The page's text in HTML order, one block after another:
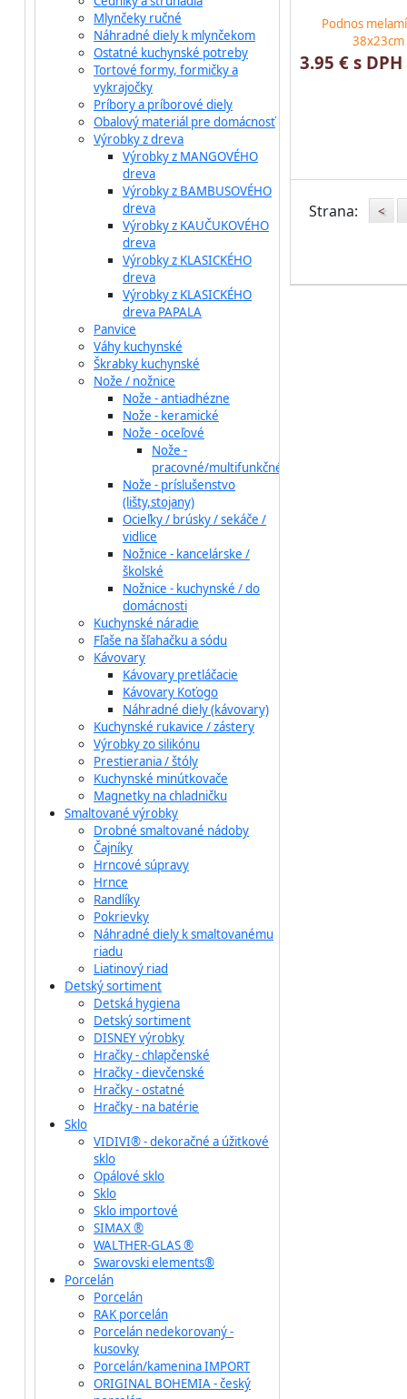
Mlynčeky ručné
Náhradné diely k mlynčekom
Ostatné kuchynské potreby
Tortové formy, formičky a
vykrajočky
Príbory a príborové diely
Obalový materiál pre domácnosť
Výrobky z dreva
Výrobky z MANGOVÉHO
dreva
Výrobky z BAMBUSOVÉHO
dreva
Výrobky z KAUČUKOVÉHO
dreva
Výrobky z KLASICKÉHO
dreva
Výrobky z KLASICKÉHO
dreva PAPALA
Panvice
Váhy kuchynské
Škrabky kuchynské
Nože / nožnice
Nože - antiadhézne
Nože - keramické
Nože - oceľové
Nože -
pracovné/multifunkčné
Nože - príslušenstvo
(lišty,stojany)
Ocieľky / brúsky / sekáče /
vidlice
Nožnice - kancelárske /
školské
Nožnice - kuchynské / do
domácnosti
Kuchynské náradie
Fľaše na šľahačku a sódu
Kávovary
Kávovary pretláčacie
Kávovary Koťogo
Náhradné diely (kávovary)
Kuchynské rukavice / zástery
Výrobky zo silikónu
Prestierania / štóly
Kuchynské minútkovače
Magnetky na chladničku
Smaltované výrobky
Drobné smaltované nádoby
Čajníky
Hrncové súpravy
Hrnce
Randlíky
Pokrievky
Náhradné diely k smaltovanému
riadu
Liatinový riad
Detský sortiment
Detská hygiena
Detský sortiment
DISNEY výrobky
Hračky - chlapčenské
Hračky - dievčenské
Hračky - ostatné
Hračky - na batérie
Sklo
VIDIVI® - dekoračné a úžitkové
sklo
Opálové sklo
Sklo
Sklo importové
SIMAX ®
WALTHER-GLAS ®
Swarovski elements®
Porcelán
Porcelán
RAK porcelán
Porcelán nedekorovaný -
kusovky
Porcelán/kamenina IMPORT
ORIGINAL BOHEMIA - český
Podnos
38x23cm
3.95 € s DPH
Strana: <